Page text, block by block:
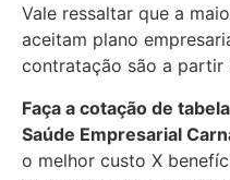
Vale ressaltar que a
aceitam plano
contratação são a partir
Faça a cotação de
Saúde Empresarial
o melhor custo X